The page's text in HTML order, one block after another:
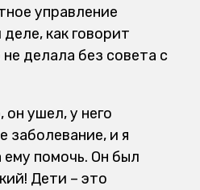
управление
как говорит
не делала без совета с
ушел, у него
заболевание, и я
ему помочь. Он был
Дети – это